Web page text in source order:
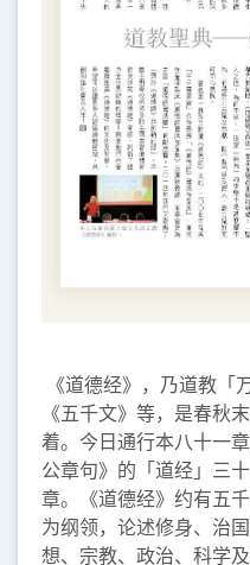
《道德经》，乃道教「
《五千文》等，是春秋
着。今日通行本八十一
公章句》的「道经」三
章。《道德经》约有五
为纲领，论述修身、治
想、宗教、政治、科学